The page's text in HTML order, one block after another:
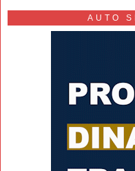
AUTO